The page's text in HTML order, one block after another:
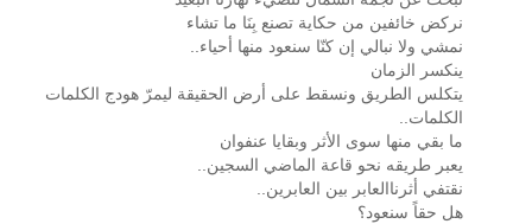
نركض خائفين من حكاية تصنع بِنَا ما تشاء
نمشي ولا نبالي إن كنّا سنعود منها أحياء..
ينكسر الزمان
يتكلس الطريق ونسقط على أرض الحقيقة ليمرّ هودج الكلمات
الكلمات..
ما بقي منها سوى الأثر وبقايا عنفوان
يعبر طريقه نحو قاعة الماضي السجين..
نقتفي أثرناالعابر بين العابرين..
هل حقاً سنعود؟